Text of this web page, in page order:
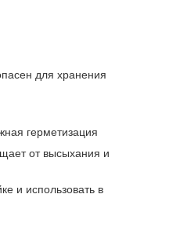
для хранения
герметизация
от высыхания и
и использовать в